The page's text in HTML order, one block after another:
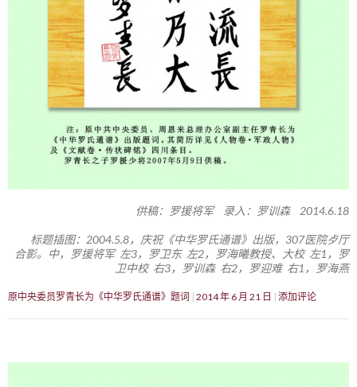
供稿：罗援将军 录入：罗训森 2014.6.18
标题插图：2004.5.8，庆祝《中华罗氏通谱》出版，307医院歺厅
合影。中，罗援将军 左3，罗卫东 左2，罗海曦教授、大校 左1，罗
卫中校 右3，罗训森 右2，罗迎难 右1，罗海燕
原中央委员罗青长为《中华罗氏通谱》题词 2014 年 6 月 21 日 添加评论